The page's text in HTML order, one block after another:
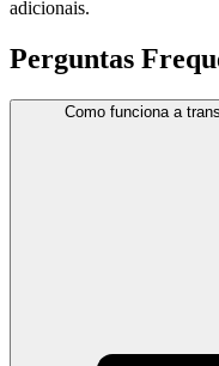
adicionais.
Perguntas
Como funciona a